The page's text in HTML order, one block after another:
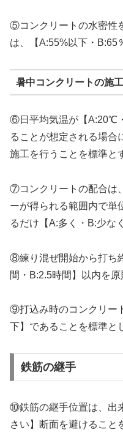
⑤コンクリートの水密性
は、【A:55%以下・B:65
暑中コンクリートの施工
⑥日平均気温が【A:20℃
ることが想定される場合
施工を行うことを標準と
⑦コンクリートの配合は
ーが得られる範囲内で単
るだけ【A:多く・B:少な
⑧練り混ぜ開始から打ち
間・B:2.5時間】以内を原
⑨打込み時のコンクリー
下】であることを標準と
鉄筋の継手
⑩鉄筋の継手位置は、出
さい】断面を避けること